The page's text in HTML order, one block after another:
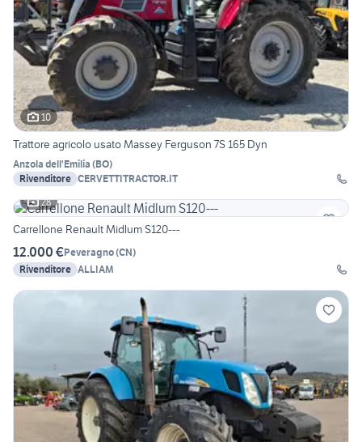
10
Trattore agricolo usato Massey Ferguson 7S 165 Dyn
Anzola dell'Emilia (BO)
Rivenditore CERVETTITRACTOR.IT
28
Carrellone Renault Midlum S120---
12.000 €Peveragno(CN)
Rivenditore ALLIAM